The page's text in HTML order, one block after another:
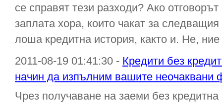
се справят тези разходи? Ако
заплата хора, които чакат за
лоша кредитна история, както и. Не,
2011-08-19 01:41:30 - Кредити без
начин да изпълним вашите неочаквани
Чрез получаване на заеми без